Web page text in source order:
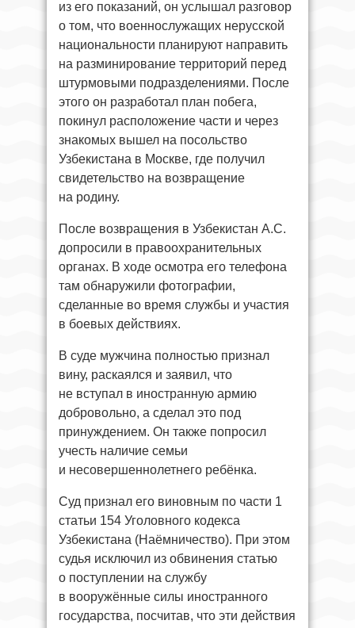
из его показаний, он услышал разговор
о том, что военнослужащих нерусской
национальности планируют направить
на разминирование территорий перед
штурмовыми подразделениями. После
этого он разработал план побега,
покинул расположение части и через
знакомых вышел на посольство
Узбекистана в Москве, где получил
свидетельство на возвращение
на родину.
После возвращения в Узбекистан А.С.
допросили в правоохранительных
органах. В ходе осмотра его телефона
там обнаружили фотографии,
сделанные во время службы и участия
в боевых действиях.
В суде мужчина полностью признал
вину, раскаялся и заявил, что
не вступал в иностранную армию
добровольно, а сделал это под
принуждением. Он также попросил
учесть наличие семьи
и несовершеннолетнего ребёнка.
Суд признал его виновным по части 1
статьи 154 Уголовного кодекса
Узбекистана (Наёмничество). При этом
судья исключил из обвинения статью
о поступлении на службу
в вооружённые силы иностранного
государства, посчитав, что эти действия